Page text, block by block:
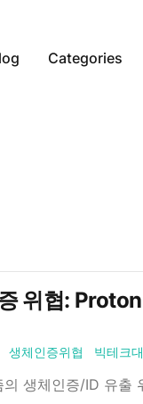
Categories
위협:
생체인증위협 빅테크
생체인증/ID 유출